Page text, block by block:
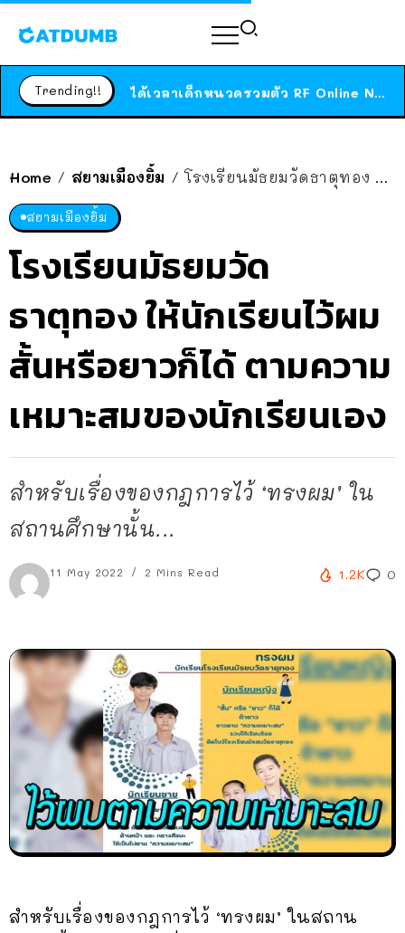
Trending!! ได้เวลาเด็กหนวดรวมตัว RF Online Next เปิดให้เล่นแล้ว เกม Sci-Fi MMORPG ระดับตำนาน เล่นได้ทั้งมือถือและ PC
Home / สยามเมืองยิ้ม / โรงเรียนมัธยมวัดธาตุทอง ให้นักเรียนไว้ผมสั้นหรือยาวก็ได้ ตามความเหมาะสมของนักเรียนเอง
สยามเมืองยิ้ม
โรงเรียนมัธยมวัด
ธาตุทอง ให้นักเรียนไว้ผม
สั้นหรือยาวก็ได้ ตามความ
เหมาะสมของนักเรียนเอง
สำหรับเรื่องของกฎการไว้ ‘ทรงผม’ ใน
สถานศึกษานั้น...
11 May 2022 2 Mins Read 1.2K 0
สำหรับเรื่องของกฎการไว้ ‘ทรงผม’ ในสถาน